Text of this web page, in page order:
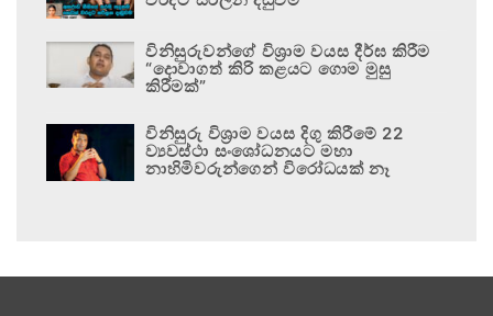
විනිසුරුවන්ගේ විශ්‍රාම වයස දීර්ඝ කිරීම
“දොවාගත් කිරි කළයට ගොම මුසු
කිරීමක්”
විනිසුරු විශ්‍රාම වයස දිගු කිරීමේ 22
ව්‍යවස්ථා සංශෝධනයට මහා
නාහිමිවරුන්ගෙන් විරෝධයක් නෑ